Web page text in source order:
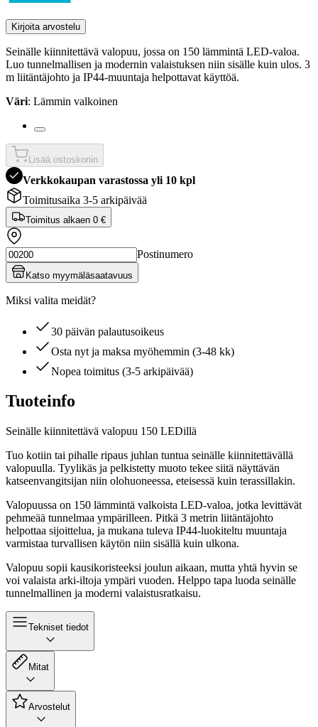
Kirjoita arvostelu
Seinälle kiinnitettävä valopuu, jossa on 150 lämmintä LED-valoa.
Luo tunnelmallisen ja modernin valaistuksen niin sisälle kuin ulos. 3
m liitäntäjohto ja IP44-muuntaja helpottavat käyttöä.
Väri: Lämmin valkoinen
Lisää ostoskoriin
Verkkokaupan varastossa yli 10 kpl
Toimitusaika 3-5 arkipäivää
Toimitus alkaen 0 €
Postinumero
Katso myymäläsaatavuus
Miksi valita meidät?
30 päivän palautusoikeus
Osta nyt ja maksa myöhemmin (3-48 kk)
Nopea toimitus (3-5 arkipäivää)
Tuoteinfo
Seinälle kiinnitettävä valopuu 150 LEDillä
Tuo kotiin tai pihalle ripaus juhlan tuntua seinälle kiinnitettävällä
valopuulla. Tyylikäs ja pelkistetty muoto tekee siitä näyttävän
katseenvangitsijan niin olohuoneessa, eteisessä kuin terassillakin.
Valopuussa on 150 lämmintä valkoista LED-valoa, jotka levittävät
pehmeää tunnelmaa ympärilleen. Pitkä 3 metrin liitäntäjohto
helpottaa sijoittelua, ja mukana tuleva IP44-luokiteltu muuntaja
varmistaa turvallisen käytön niin sisällä kuin ulkona.
Valopuu sopii kausikoristeeksi joulun aikaan, mutta yhtä hyvin se
voi valaista arki-iltoja ympäri vuoden. Helppo tapa luoda seinälle
tunnelmallinen ja moderni valaistusratkaisu.
Tekniset tiedot
Mitat
Arvostelut